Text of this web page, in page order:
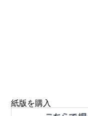
紙版を購入